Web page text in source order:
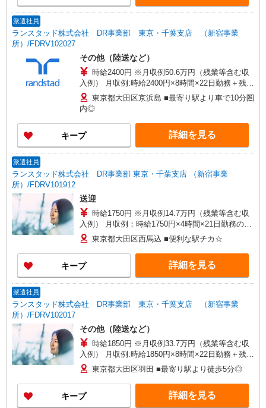
派遣社員
ランスタッド株式会社 DR事業部 東京・千葉支店 （新宿事業
所）/FDRV102027
その他（陸送など）
時給2400円 ※月収例50.6万円（残業等含む収
入例） 月収例:時給2400円×8時間×22日勤務＋残業
月22.5時間＋深夜手当の場合（※日勤17日・夜勤5
日で計算） ※交通費実費支給／当社規定あり。
東京都大田区京浜島 ■最寄り駅より車で10分圏
内◎
キープ 詳細を見る
派遣社員
ランスタッド株式会社 DR事業部 東京・千葉支店 （新宿事業
所）/FDRV101912
送迎
時給1750円 ※月収例14.7万円（残業等含む収
入例） 月収例：時給1750円×4時間×21日勤務の場
合 ※交通費実費支給／当社規定あり。
東京都大田区西馬込 ■便利な駅チカ☆
キープ 詳細を見る
派遣社員
ランスタッド株式会社 DR事業部 東京・千葉支店 （新宿事業
所）/FDRV102017
その他（陸送など）
時給1850円 ※月収例33.7万円（残業等含む収
入例） 月収例:時給1850円×8時間×22日勤務＋残業
月5時間の場合 ※交通費実費支給／当社規定あ
り。
東京都大田区羽田 ■最寄り駅より徒歩5分◎
キープ 詳細を見る